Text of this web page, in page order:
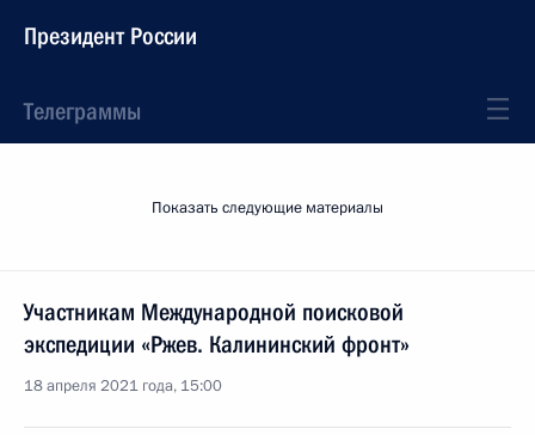
Президент России
Телеграммы
Показать следующие материалы
Участникам Международной поисковой
экспедиции «Ржев. Калининский фронт»
18 апреля 2021 года, 15:00